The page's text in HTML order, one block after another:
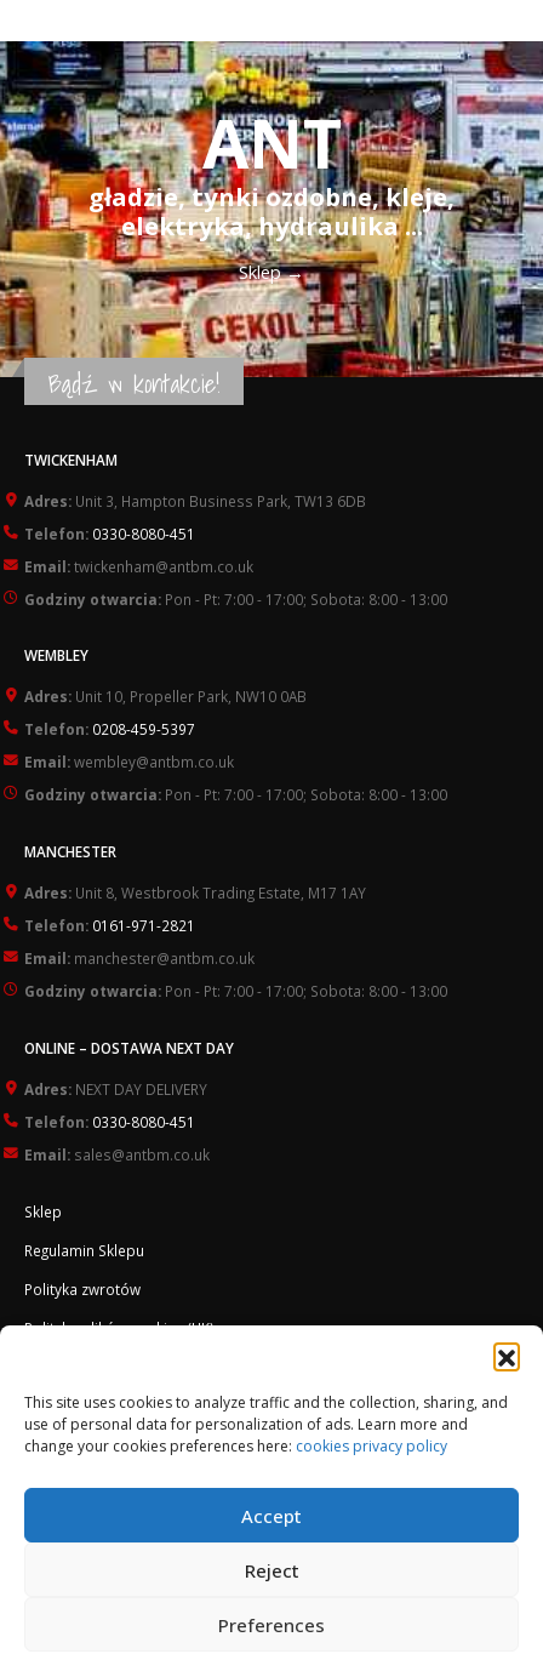
This site uses cookies to analyze traffic and the collection, sharing, and
use of personal data for personalization of ads. Learn more and
change your cookies preferences here: cookies privacy policy
Accept
Reject
Preferences
ANT
gładzie, tynki ozdobne, kleje,
elektryka, hydraulika ...
Sklep→
Bądź w kontakcie!
TWICKENHAM
Adres:
Unit 3, Hampton Business Park, TW13 6DB
Telefon:
0330-8080-451
Email: twickenham@antbm.co.uk
Godziny otwarcia:
Pon - Pt: 7:00 - 17:00; Sobota: 8:00 - 13:00
WEMBLEY
Adres:
Unit 10, Propeller Park, NW10 0AB
Telefon:
0208-459-5397
Email:
wembley@antbm.co.uk
Godziny otwarcia:
Pon - Pt: 7:00 - 17:00; Sobota: 8:00 - 13:00
MANCHESTER
Adres:
Unit 8, Westbrook Trading Estate, M17 1AY
Telefon:
0161-971-2821
Email:
manchester@antbm.co.uk
Godziny otwarcia:
Pon - Pt: 7:00 - 17:00; Sobota: 8:00 - 13:00
ONLINE – DOSTAWA NEXT DAY
Adres:
NEXT DAY DELIVERY
Telefon:
0330-8080-451
Email:
sales@antbm.co.uk
Sklep
Regulamin Sklepu
Polityka zwrotów
Polityka plików cookies (UK)
Docieplenie EWI ETICS